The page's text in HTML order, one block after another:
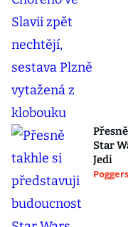
Star
Jedi
Poggers